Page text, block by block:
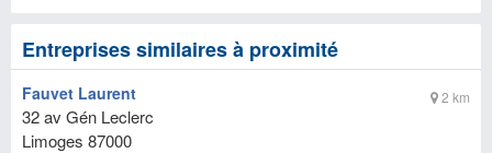
Entreprises similaires à proximité
2 km
Fauvet Laurent
32 av Gén Leclerc
Limoges 87000